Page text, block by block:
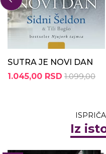
SUTRA JE NOVI DAN
1.045,00 RSD 1.099,00
Iz